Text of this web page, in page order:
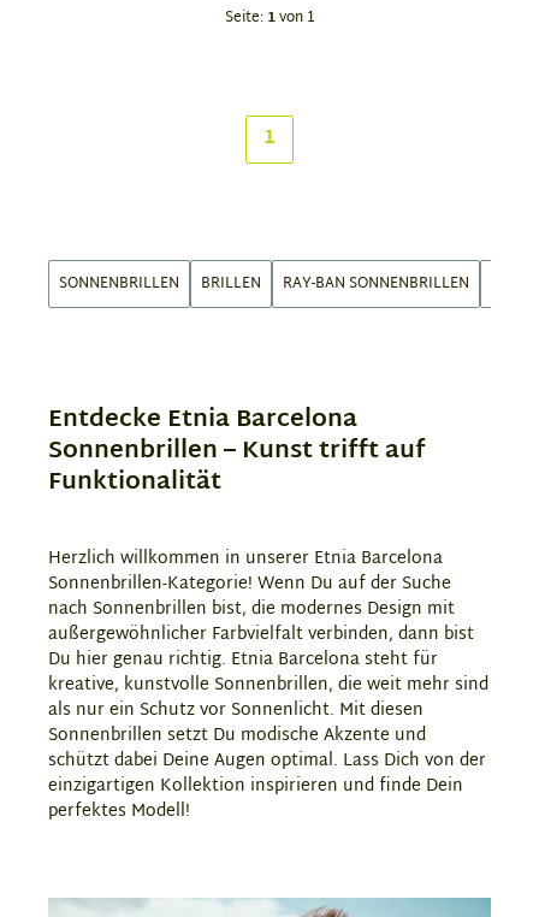
Seite:1von 1
1
SONNENBRILLEN BRILLEN RAY-BAN SONNENBRILLEN
Entdecke Etnia Barcelona
Sonnenbrillen – Kunst trifft auf
Funktionalität
Herzlich willkommen in unserer Etnia Barcelona
Sonnenbrillen-Kategorie! Wenn Du auf der Suche
nach Sonnenbrillen bist, die modernes Design mit
außergewöhnlicher Farbvielfalt verbinden, dann bist
Du hier genau richtig. Etnia Barcelona steht für
kreative, kunstvolle Sonnenbrillen, die weit mehr sind
als nur ein Schutz vor Sonnenlicht. Mit diesen
Sonnenbrillen setzt Du modische Akzente und
schützt dabei Deine Augen optimal. Lass Dich von der
einzigartigen Kollektion inspirieren und finde Dein
perfektes Modell!